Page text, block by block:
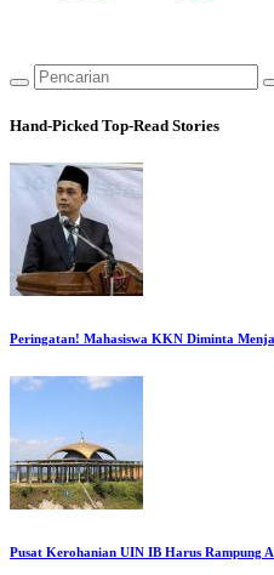
Hand-Picked Top-Read Stories
Peringatan! Mahasiswa KKN Diminta
Pusat Kerohanian UIN IB Harus Rampung